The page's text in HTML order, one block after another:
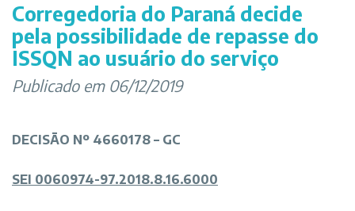
Corregedoria do Paraná decide
pela possibilidade de repasse do
ISSQN ao usuário do serviço
Publicado em 06/12/2019
DECISÃO Nº 4660178 – GC
SEI 0060974-97.2018.8.16.6000